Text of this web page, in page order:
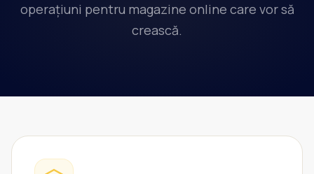
operațiuni pentru magazine online care vor să
crească.